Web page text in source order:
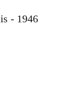
- 1946